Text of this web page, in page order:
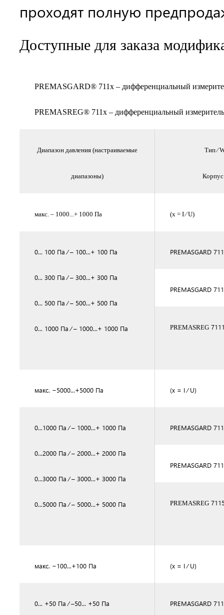
проходят полную
Доступные для заказа
PREMASGARD® 711x – дифференциальный
PREMASREG® 711x – дифференциальный
Диапазон давления (настраиваемые
диапазоны)
Тип ⁄
макс. – 1000...+ 1000 Па (x = I ⁄ U)
0... 100 Па ⁄ – 100...+ 100 Па
0... 300 Па ⁄ – 300...+ 300 Па
0... 500 Па ⁄ – 500...+ 500 Па
0... 1000 Па ⁄ – 1000...+ 1000 Па
PREMASGARD
PREMASGARD
PREMASREG
макс. −5000...+5000 Па (x = I ⁄ U)
0...1000 Па ⁄ – 1000...+ 1000 Па
0...2000 Па ⁄ – 2000...+ 2000 Па
0...3000 Па ⁄ – 3000...+ 3000 Па
0...5000 Па ⁄ – 5000...+ 5000 Па
PREMASGARD
PREMASGARD
PREMASREG
макс. −100...+100 Па (x = I ⁄ U)
0... +50 Па ⁄ –50... +50 Па PREMASGARD